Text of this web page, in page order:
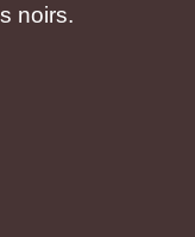
noirs.